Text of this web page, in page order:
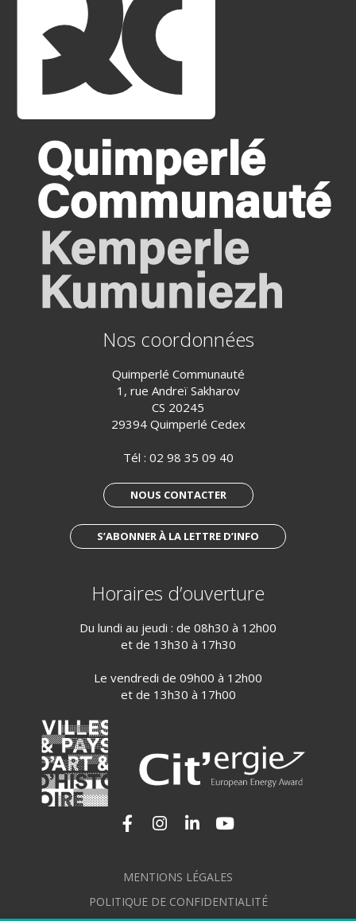
Nos coordonnées
Quimperlé Communauté
1, rue Andreï Sakharov
CS 20245
29394 Quimperlé Cedex
Tél : 02 98 35 09 40
NOUS CONTACTER
S’ABONNER À LA LETTRE D’INFO
Horaires d’ouverture
Du lundi au jeudi : de 08h30 à 12h00
et de 13h30 à 17h30
Le vendredi de 09h00 à 12h00
et de 13h30 à 17h00
Lien vers le compte Facebook
Lien vers le compte Instagram
Lien vers le compte
MENTIONS LÉGALES
POLITIQUE DE CONFIDENTIALITÉ